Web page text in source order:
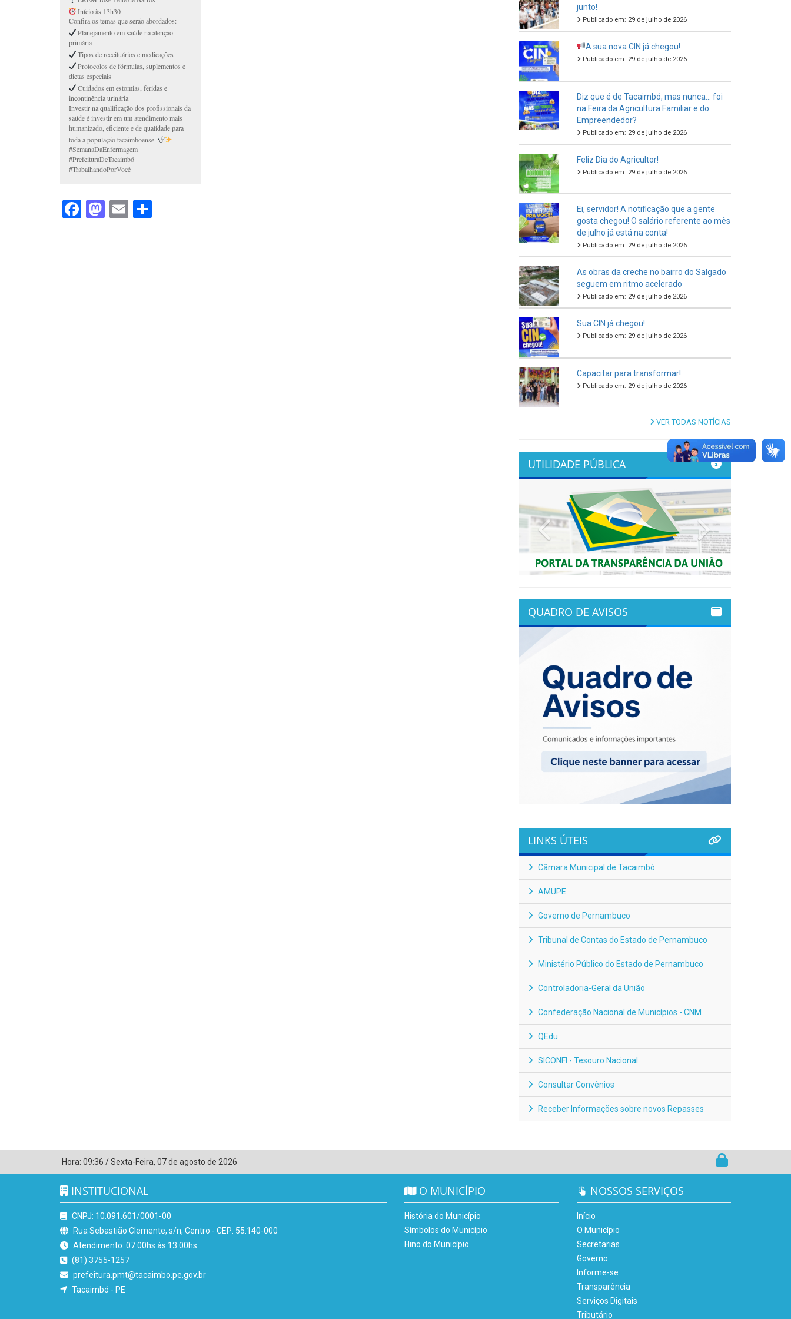
Início às 13h30
Confira os temas que serão abordados:
Planejamento em saúde na atenção
primária
Tipos de receituários e medicações
Protocolos de fórmulas, suplementos e
dietas especiais
Cuidados em estomias, feridas e
incontinência urinária
Investir na qualificação dos profissionais da
saúde é investir em um atendimento mais
humanizado, eficiente e de qualidade para
toda a população tacaimboense.
#SemanaDaEnfermagem
#PrefeituraDeTacaimbó
#TrabalhandoPorVocê
Facebook
Mastodon
Email
junto!
Publicado em: 29 de julho de 2026
A sua nova CIN já chegou!
Publicado em: 29 de julho de 2026
Diz que é de Tacaimbó, mas nunca… foi
na Feira da Agricultura Familiar e do
Empreendedor?
Publicado em: 29 de julho de 2026
Feliz Dia do Agricultor!
Publicado em: 29 de julho de 2026
Ei, servidor! A notificação que a gente
gosta chegou! O salário referente ao mês
de julho já está na conta!
Publicado em: 29 de julho de 2026
As obras da creche no bairro do Salgado
seguem em ritmo acelerado
Publicado em: 29 de julho de 2026
Sua CIN já chegou!
Publicado em: 29 de julho de 2026
Capacitar para transformar!
Publicado em: 29 de julho de 2026
VER TODAS NOTÍCIAS
UTILIDADE PÚBLICA
Previous Next
QUADRO DE AVISOS
LINKS ÚTEIS
Câmara Municipal de Tacaimbó
AMUPE
Governo de Pernambuco
Tribunal de Contas do Estado de Pernambuco
Ministério Público do Estado de Pernambuco
Controladoria-Geral da União
Confederação Nacional de Municípios - CNM
QEdu
SICONFI - Tesouro Nacional
Consultar Convênios
Receber Informações sobre novos Repasses
Hora: 09:36 /Sexta-Feira, 07 de agosto de 2026
INSTITUCIONAL
CNPJ: 10.091.601/0001-00
Rua Sebastião Clemente, s/n, Centro - CEP: 55.140-000
Atendimento: 07:00hs às 13:00hs
(81) 3755-1257
prefeitura.pmt@tacaimbo.pe.gov.br
Tacaimbó - PE
O MUNICÍPIO
História do Município
Símbolos do Município
Hino do Município
NOSSOS SERVIÇOS
Início
O Município
Secretarias
Governo
Informe-se
Transparência
Serviços Digitais
Tributário